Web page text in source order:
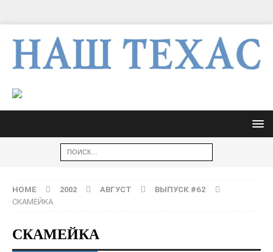
HOME 2002 АВГУСТ
ВЫПУСК #62
СКАМЕЙКА
СКАМЕЙКА